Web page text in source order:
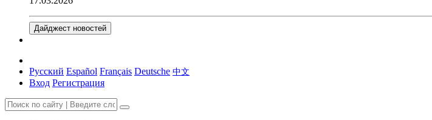
Дайджест новостей
Русский Español Français Deutsche 中文
Вход Регистрация